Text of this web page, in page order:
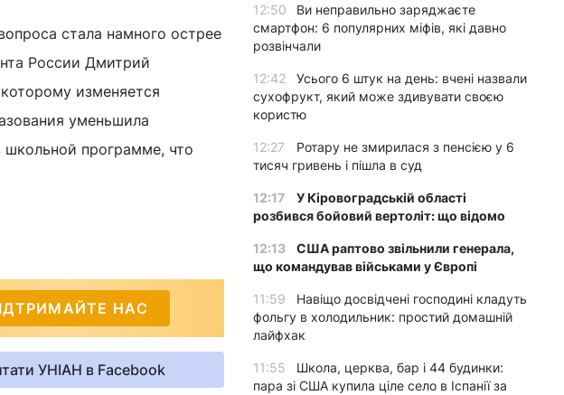
стала намного острее
России Дмитрий
изменяется
уменьшила
школьной программе, что
НАС
УНІАН в Facebook
12:50
Ви неправильно заряджаєте
смартфон: 6 популярних міфів, які давно
розвінчали
12:42
Усього 6 штук на день: вчені назвали
сухофрукт, який може здивувати своєю
користю
12:27
Ротару не змирилася з пенсією у 6
тисяч гривень і пішла в суд
12:17
У Кіровоградській області
розбився бойовий вертоліт: що відомо
12:13
США раптово звільнили генерала,
що командував військами у Європі
11:59
Навіщо досвідчені господині кладуть
фольгу в холодильник: простий домашній
лайфхак
11:55
Школа, церква, бар і 44 будинки:
пара зі США купила ціле село в Іспанії за